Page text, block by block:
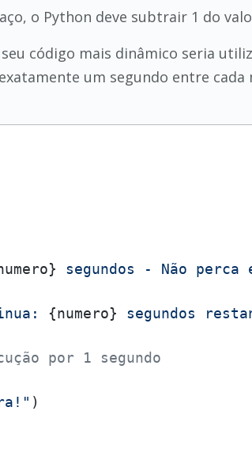
o Python deve subtrair 1 do
código mais dinâmico seria
um segundo entre
segundos - Não perca
{numero} segundos
por 1 segundo